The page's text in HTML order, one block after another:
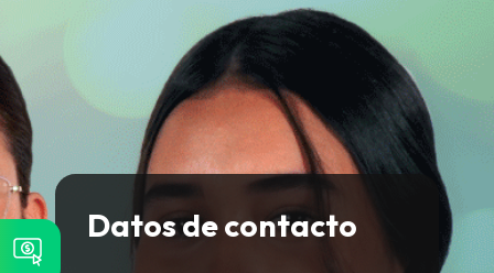
Datos de contacto